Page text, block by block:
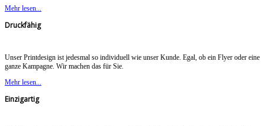
Mehr lesen...
Druckfähig
Unser Printdesign ist jedesmal so individuell wie unser Kunde. Egal, ob ein Flyer oder eine
ganze Kampagne. Wir machen das für Sie.
Mehr lesen...
Einzigartig